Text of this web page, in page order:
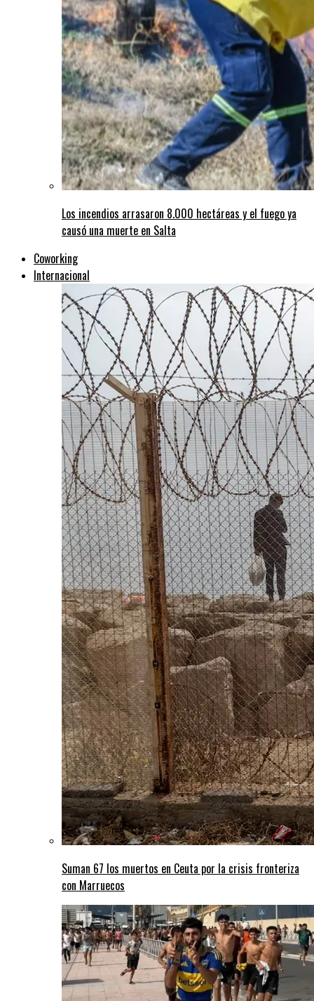
Los incendios arrasaron 8.000 hectáreas y el fuego ya
causó una muerte en Salta
Coworking
Internacional
Suman 67 los muertos en Ceuta por la crisis fronteriza
con Marruecos